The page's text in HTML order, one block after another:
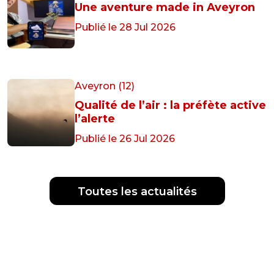
Une aventure made in Aveyron
Publié le 28 Jul 2026
Aveyron (12)
Qualité de l’air : la préfète active
l’alerte
Publié le 26 Jul 2026
Toutes les actualités